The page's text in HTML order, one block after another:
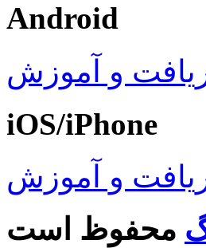
Android
و آموزش
iOS/iPhone
و آموزش